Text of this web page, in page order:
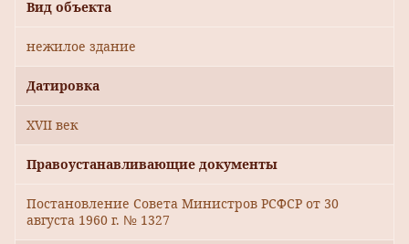
Вид объекта
нежилое здание
Датировка
XVII век
Правоустанавливающие документы
Постановление Совета Министров РСФСР от 30
августа 1960 г. № 1327